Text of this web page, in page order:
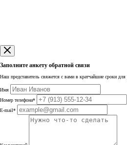
Заполните анкету обратной связи
Наш представитель свяжется с вами в кратчайшие сроки
Имя
Номер телефона*
E-mail*